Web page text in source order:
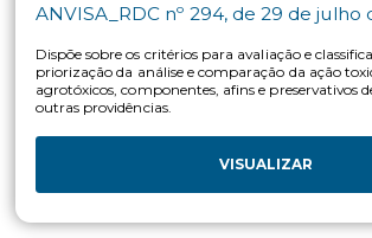
VISUALIZAR
MAPA IBAMA
10 de abril de 2023